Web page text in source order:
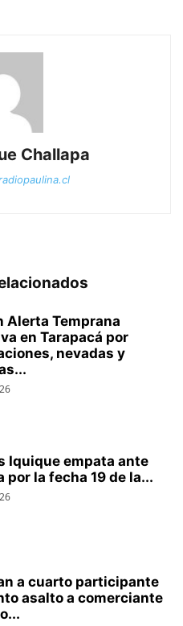
Challapa
Alerta Temprana
en Tarapacá por
nevadas y
Iquique empata ante
por la fecha 19 de la...
a cuarto participante
asalto a comerciante